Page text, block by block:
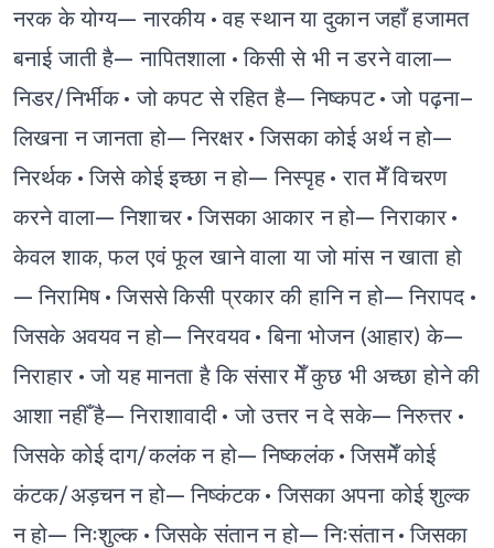
नरक के योग्य— नारकीय • वह स्थान या दुकान जहाँ हजामत
बनाई जाती है— नापितशाला • किसी से भी न डरने वाला—
निडर/निर्भीक • जो कपट से रहित है— निष्कपट • जो पढ़ना–
लिखना न जानता हो— निरक्षर • जिसका कोई अर्थ न हो—
निरर्थक • जिसे कोई इच्छा न हो— निस्पृह • रात मेँ विचरण
करने वाला— निशाचर • जिसका आकार न हो— निराकार •
केवल शाक, फल एवं फूल खाने वाला या जो मांस न खाता हो
— निरामिष • जिससे किसी प्रकार की हानि न हो— निरापद •
जिसके अवयव न हो— निरवयव • बिना भोजन (आहार) के—
निराहार • जो यह मानता है कि संसार मेँ कुछ भी अच्छा होने की
आशा नहीँ है— निराशावादी • जो उत्तर न दे सके— निरुत्तर •
जिसके कोई दाग/कलंक न हो— निष्कलंक • जिसमेँ कोई
कंटक/अड़चन न हो— निष्कंटक • जिसका अपना कोई शुल्क
न हो— निःशुल्क • जिसके संतान न हो— निःसंतान • जिसका